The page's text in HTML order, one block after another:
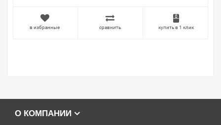
в избранные сравнить купить в 1 клик
О КОМПАНИИ